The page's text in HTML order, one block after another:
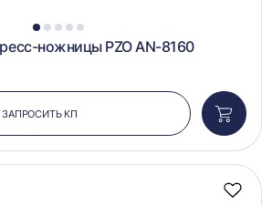
1 2 3 4 5
ножницы PZO AN-8160
ЗАПРОСИТЬ КП
в